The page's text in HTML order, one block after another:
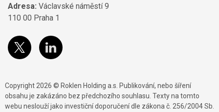
Adresa: Václavské náměstí 9
110 00 Praha 1
Copyright 2026 © Roklen Holding a.s. Publikování, nebo šíření
obsahu je zakázáno bez předchozího souhlasu. Texty na tomto
webu neslouží jako investiční doporučení dle zákona č. 256/2004 Sb.